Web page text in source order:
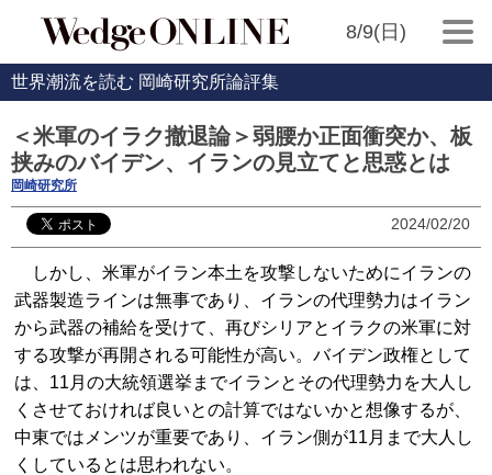
8/9(日)
世界潮流を読む 岡崎研究所論評集
＜米軍のイラク撤退論＞弱腰か正面衝突か、板
挟みのバイデン、イランの見立てと思惑とは
岡崎研究所
2024/02/20
しかし、米軍がイラン本土を攻撃しないためにイランの
武器製造ラインは無事であり、イランの代理勢力はイラン
から武器の補給を受けて、再びシリアとイラクの米軍に対
する攻撃が再開される可能性が高い。バイデン政権として
は、11月の大統領選挙までイランとその代理勢力を大人し
くさせておければ良いとの計算ではないかと想像するが、
中東ではメンツが重要であり、イラン側が11月まで大人し
くしているとは思われない。